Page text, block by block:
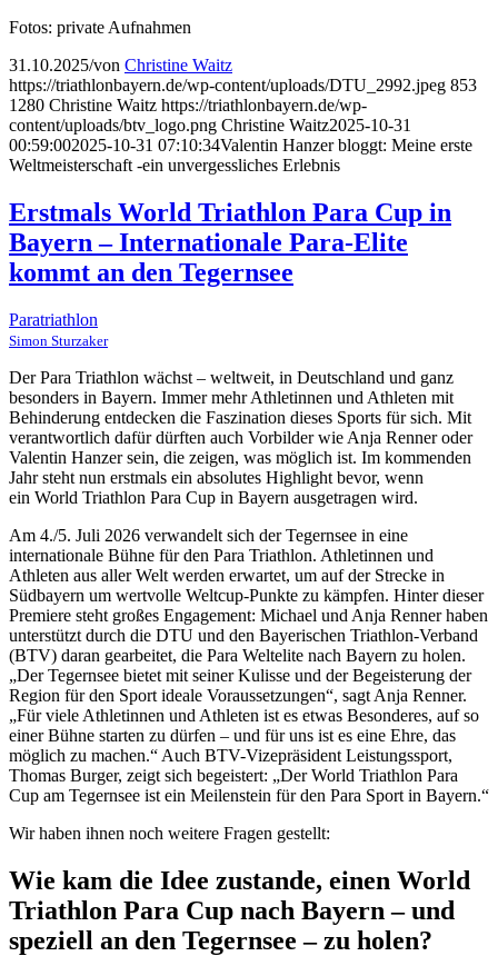
Fotos: private Aufnahmen
31.10.2025/von Christine Waitz
https://triathlonbayern.de/wp-content/uploads/DTU_2992.jpeg 853
1280 Christine Waitz https://triathlonbayern.de/wp-
content/uploads/btv_logo.png Christine Waitz2025-10-31
00:59:002025-10-31 07:10:34Valentin Hanzer bloggt: Meine erste
Weltmeisterschaft -ein unvergessliches Erlebnis
Erstmals World Triathlon Para Cup in
Bayern – Internationale Para-Elite
kommt an den Tegernsee
Paratriathlon
Simon Sturzaker
Der Para Triathlon wächst – weltweit, in Deutschland und ganz
besonders in Bayern. Immer mehr Athletinnen und Athleten mit
Behinderung entdecken die Faszination dieses Sports für sich. Mit
verantwortlich dafür dürften auch Vorbilder wie Anja Renner oder
Valentin Hanzer sein, die zeigen, was möglich ist. Im kommenden
Jahr steht nun erstmals ein absolutes Highlight bevor, wenn
ein World Triathlon Para Cup in Bayern ausgetragen wird.
Am 4./5. Juli 2026 verwandelt sich der Tegernsee in eine
internationale Bühne für den Para Triathlon. Athletinnen und
Athleten aus aller Welt werden erwartet, um auf der Strecke in
Südbayern um wertvolle Weltcup-Punkte zu kämpfen. Hinter dieser
Premiere steht großes Engagement: Michael und Anja Renner haben
unterstützt durch die DTU und den Bayerischen Triathlon-Verband
(BTV) daran gearbeitet, die Para Weltelite nach Bayern zu holen.
„Der Tegernsee bietet mit seiner Kulisse und der Begeisterung der
Region für den Sport ideale Voraussetzungen“, sagt Anja Renner.
„Für viele Athletinnen und Athleten ist es etwas Besonderes, auf so
einer Bühne starten zu dürfen – und für uns ist es eine Ehre, das
möglich zu machen.“ Auch BTV-Vizepräsident Leistungssport,
Thomas Burger, zeigt sich begeistert: „Der World Triathlon Para
Cup am Tegernsee ist ein Meilenstein für den Para Sport in Bayern.“
Wir haben ihnen noch weitere Fragen gestellt:
Wie kam die Idee zustande, einen World
Triathlon Para Cup nach Bayern – und
speziell an den Tegernsee – zu holen?